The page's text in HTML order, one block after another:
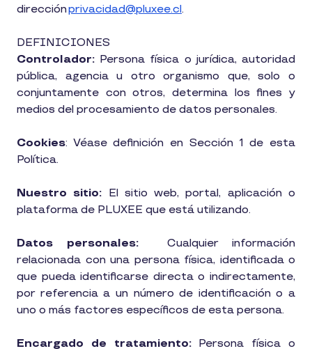
direcciónprivacidad@pluxee.cl.
DEFINICIONES
Controlador: Persona física o jurídica, autoridad
pública, agencia u otro organismo que, solo o
conjuntamente con otros, determina los fines y
medios del procesamiento de datos personales.
Cookies: Véase definición en Sección 1 de esta
Política.
Nuestro sitio: El sitio web, portal, aplicación o
plataforma de PLUXEE que está utilizando.
Datos personales: Cualquier información
relacionada con una persona física, identificada o
que pueda identificarse directa o indirectamente,
por referencia a un número de identificación o a
uno o más factores específicos de esta persona.
Encargado de tratamiento: Persona física o